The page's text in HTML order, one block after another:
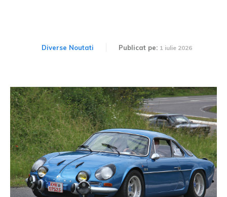
Diverse Noutati Publicat pe: 1 iulie 2026